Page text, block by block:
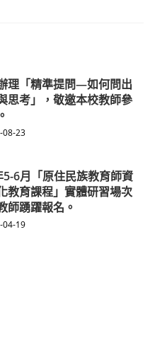
理「精準提問—如何問出
思考」，敬邀本校教師參
08-23
6月「原住民族教育師資
教育課程」實體研習場次
師踴躍報名。
04-19